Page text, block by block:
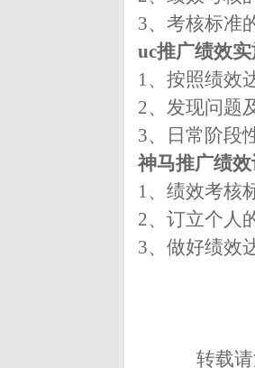
3、考核标准
uc推广绩效
1、按照绩效
2、发现问题
3、日常阶段
神马推广绩
1、绩效考核
2、订立个人
3、做好绩效
转载